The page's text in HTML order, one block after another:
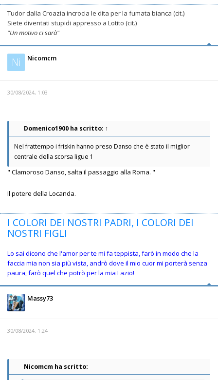
Tudor dalla Croazia incrocia le dita per la fumata bianca (cit.)
Siete diventati stupidi appresso a Lotito (cit.)
"Un motivo ci sarà"
Ni Nicomcm
30/08/2024, 1:03
Domenico1900 ha scritto: ↑
Nel frattempo i friskin hanno preso Danso che è stato il miglior
centrale della scorsa ligue 1
" Clamoroso Danso, salta il passaggio alla Roma. "
Il potere della Locanda.
I COLORI DEI NOSTRI PADRI, I COLORI DEI
NOSTRI FIGLI
Lo sai dicono che l'amor per te mi fa teppista, farò in modo che la
faccia mia non sia più vista, andrò dove il mio cuor mi porterà senza
paura, farò quel che potrò per la mia Lazio!
Massy73
30/08/2024, 1:24
Nicomcm ha scritto: